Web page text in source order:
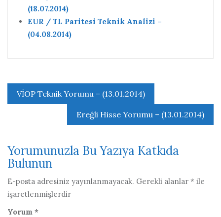
(18.07.2014)
EUR / TL Paritesi Teknik Analizi –
(04.08.2014)
Yazı
gezinmesi
VİOP Teknik Yorumu – (13.01.2014)
Ereğli Hisse Yorumu – (13.01.2014)
Yorumunuzla Bu Yazıya Katkıda
Bulunun
E-posta adresiniz yayınlanmayacak. Gerekli alanlar * ile
işaretlenmişlerdir
Yorum *